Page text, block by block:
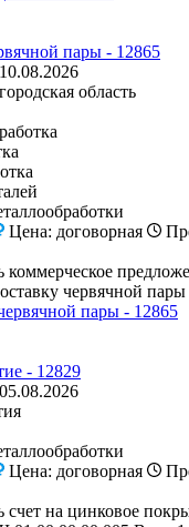
пары - 12865
область
Цена: договорная
червячной
- 12829
Цена: договорная
на цинковое